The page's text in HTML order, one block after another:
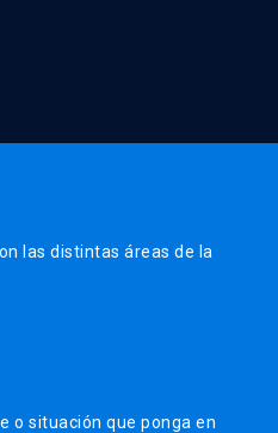
las distintas áreas de la
o situación que ponga en